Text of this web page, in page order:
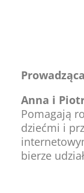
Anna i
Pomagają
dziećmi i
bierze